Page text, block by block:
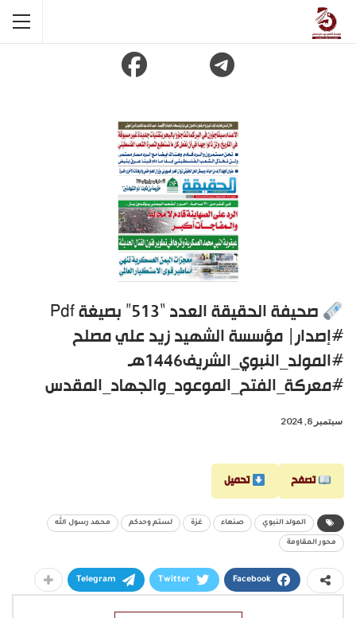
صحيفة الحقيقة العدد “513” بصيغة Pdf
#إصدار| مؤسسة الشهيد زيد علي مصلح
#المولد_النبوي_الشريف1446هـ
#معركة_الفتح_الموعود_والجهاد_المقدس
سبتمبر 8, 2024
تصفح تحميل
المولد النبوي صنعاء غزة لستم وحدكم محمد رسول الله
محور المقاومة
Facebook
Twitter
Telegram